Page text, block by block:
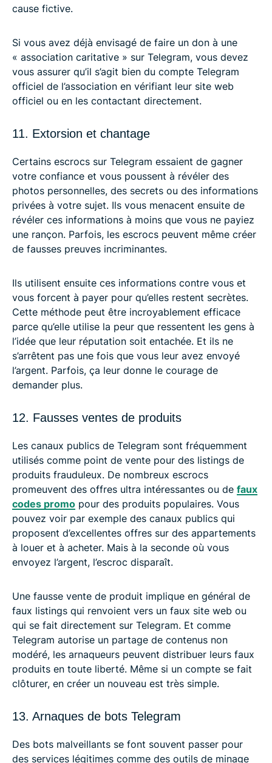
cause fictive.
Si vous avez déjà envisagé de faire un don à une
« association caritative » sur Telegram, vous devez
vous assurer qu’il s’agit bien du compte Telegram
officiel de l’association en vérifiant leur site web
officiel ou en les contactant directement.
11. Extorsion et chantage
Certains escrocs sur Telegram essaient de gagner
votre confiance et vous poussent à révéler des
photos personnelles, des secrets ou des informations
privées à votre sujet. Ils vous menacent ensuite de
révéler ces informations à moins que vous ne payiez
une rançon. Parfois, les escrocs peuvent même créer
de fausses preuves incriminantes.
Ils utilisent ensuite ces informations contre vous et
vous forcent à payer pour qu’elles restent secrètes.
Cette méthode peut être incroyablement efficace
parce qu’elle utilise la peur que ressentent les gens à
l’idée que leur réputation soit entachée. Et ils ne
s’arrêtent pas une fois que vous leur avez envoyé
l’argent. Parfois, ça leur donne le courage de
demander plus.
12. Fausses ventes de produits
Les canaux publics de Telegram sont fréquemment
utilisés comme point de vente pour des listings de
produits frauduleux. De nombreux escrocs
promeuvent des offres ultra intéressantes ou de faux
codes promo pour des produits populaires. Vous
pouvez voir par exemple des canaux publics qui
proposent d’excellentes offres sur des appartements
à louer et à acheter. Mais à la seconde où vous
envoyez l’argent, l’escroc disparaît.
Une fausse vente de produit implique en général de
faux listings qui renvoient vers un faux site web ou
qui se fait directement sur Telegram. Et comme
Telegram autorise un partage de contenus non
modéré, les arnaqueurs peuvent distribuer leurs faux
produits en toute liberté. Même si un compte se fait
clôturer, en créer un nouveau est très simple.
13. Arnaques de bots Telegram
Des bots malveillants se font souvent passer pour
des services légitimes comme des outils de minage